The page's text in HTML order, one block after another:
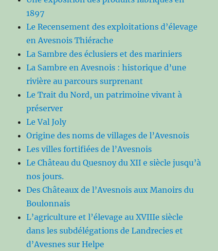
1897
Le Recensement des exploitations d’élevage
en Avesnois Thiérache
La Sambre des éclusiers et des mariniers
La Sambre en Avesnois : historique d’une
rivière au parcours surprenant
Le Trait du Nord, un patrimoine vivant à
préserver
Le Val Joly
Origine des noms de villages de l’Avesnois
Les villes fortifiées de l’Avesnois
Le Château du Quesnoy du XII e siècle jusqu’à
nos jours.
Des Châteaux de l’Avesnois aux Manoirs du
Boulonnais
L’agriculture et l’élevage au XVIIIe siècle
dans les subdélégations de Landrecies et
d’Avesnes sur Helpe